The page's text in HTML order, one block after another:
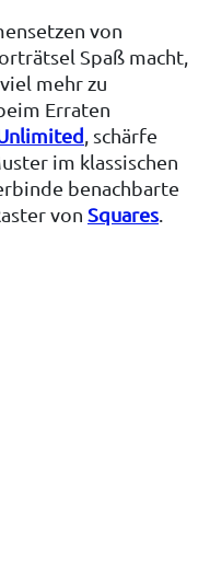
von
Spaß macht,
mehr zu
Erraten
, schärfe
im klassischen
benachbarte
von Squares